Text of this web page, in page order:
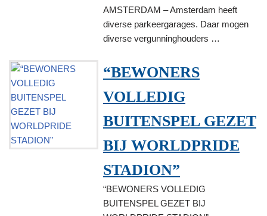
AMSTERDAM – Amsterdam heeft
diverse parkeergarages. Daar mogen
diverse vergunninghouders …
“BEWONERS
VOLLEDIG
BUITENSPEL GEZET
BIJ WORLDPRIDE
STADION”
“BEWONERS VOLLEDIG
BUITENSPEL GEZET BIJ